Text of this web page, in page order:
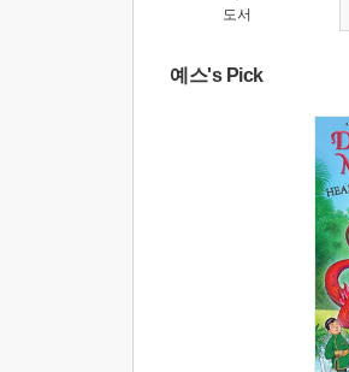
도서
예스's Pick